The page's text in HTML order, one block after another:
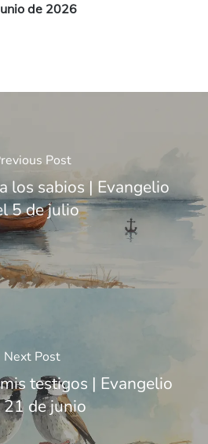
de 2026
Post
los sabios | Evangelio
5 de julio
Next Post
testigos | Evangelio
21 de junio